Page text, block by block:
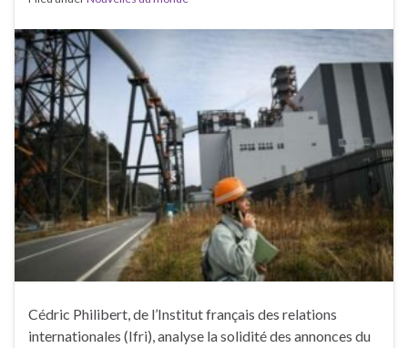
Cédric Philibert, de l’Institut français des relations
internationales (Ifri), analyse la solidité des annonces du